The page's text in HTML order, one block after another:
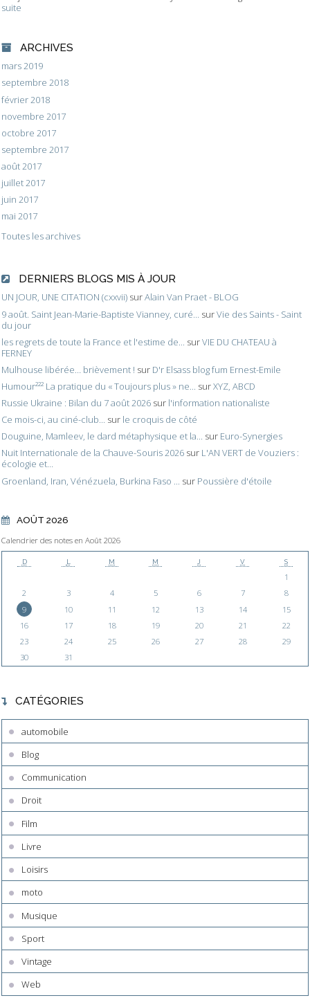
suite
ARCHIVES
mars 2019
septembre 2018
février 2018
novembre 2017
octobre 2017
septembre 2017
août 2017
juillet 2017
juin 2017
mai 2017
Toutes les archives
DERNIERS BLOGS MIS À JOUR
UN JOUR, UNE CITATION (cxxvii) surAlain Van Praet - BLOG
9 août. Saint Jean-Marie-Baptiste Vianney, curé... surVie des Saints - Saint
du jour
les regrets de toute la France et l'estime de... surVIE DU CHATEAU à
FERNEY
Mulhouse libérée… brièvement ! sur D'r Elsass blog fum Ernest-Emile
Humour²²² La pratique du « Toujours plus » ne... surXYZ, ABCD
Russie Ukraine : Bilan du 7 août 2026 sur l'information nationaliste
Ce mois-ci, au ciné-club... sur le croquis de côté
Douguine, Mamleev, le dard métaphysique et la... sur Euro-Synergies
Nuit Internationale de la Chauve-Souris 2026 sur L'AN VERT de Vouziers :
écologie et...
Groenland, Iran, Vénézuela, Burkina Faso ... sur Poussière d'étoile
AOÛT 2026
Calendrier des notes en Août 2026
D L M M J V S
1
2
3 4 5 6 7
8
9
10 11 12 13 14
15
16
17 18 19 20 21
22
23
24 25 26 27 28
29
30
31
CATÉGORIES
automobile
Blog
Communication
Droit
Film
Livre
Loisirs
moto
Musique
Sport
Vintage
Web